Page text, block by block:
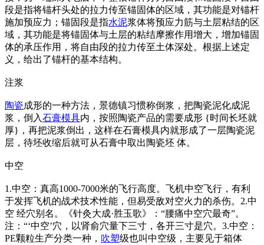
段是指将锚杆头处的拉力传至锚固体的区域，其功能是对锚杆
施加预应力；锚固段是指水泥浆体将预应力筋与土层粘结的区
域，其功能是将锚固体与土层的粘结摩擦作用增大，增加锚固
体的承压作用，将自由段的拉力传至土体深处。根据上述定
义，给出了锚杆的基本结构。
注浆
陶瓷成形的一种方法，景德镇习惯称倒浆，把陶瓷泥化成泥
浆，倒入石膏模具内，按照陶瓷产品的需要成形 {时间长坯就
厚}，再把泥浆倒出，这样在石膏模具内就形成了一层陶瓷泥
层，待坯收缩后就可从石膏中取出陶瓷坯 体。
中空
1.中空：真高1000-7000米的飞行高度。飞机中空飞行，有利
于发挥飞机的战术技术性能，但易受敌对空火力的杀伤。2.中
空 经穴别名。《针灸大成·胜玉歌》：“腰痛中空穴最奇”。
注：“‘中空’穴，以肾俞穴量下三寸，各开三寸是穴。3.中空：
PE颗粒生产分类一种， 吹塑级也叫中空级，主要见于箱体